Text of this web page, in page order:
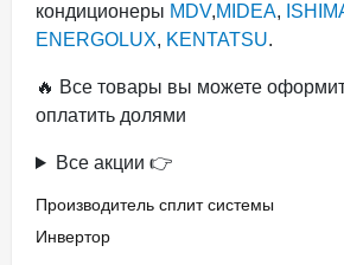
кондиционеры MDV,MIDEA,
ENERGOLUX, KENTATSU.
🔥 Все товары вы можете
оплатить долями
Все акции 👉
Производитель сплит системы
Инвертор